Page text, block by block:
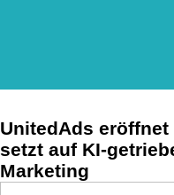
UnitedAds
setzt auf KI-
Marketing